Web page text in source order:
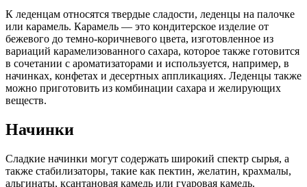
К леденцам относятся твердые сладости, леденцы на палочке
или карамель. Карамель — это кондитерское изделие от
бежевого до темно-коричневого цвета, изготовленное из
вариаций карамелизованного сахара, которое также готовится
в сочетании с ароматизаторами и используется, например, в
начинках, конфетах и ​​десертных аппликациях. Леденцы также
можно приготовить из комбинации сахара и желирующих
веществ.
Начинки
Сладкие начинки могут содержать широкий спектр сырья, а
также стабилизаторы, такие как пектин, желатин, крахмалы,
альгинаты, ксантановая камедь или гуаровая камедь.